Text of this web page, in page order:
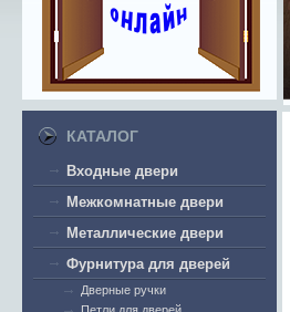
КАТАЛОГ
Входные двери
Межкомнатные двери
Металлические двери
Фурнитура для дверей
Дверные ручки